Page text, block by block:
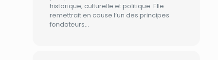
historique, culturelle et politique. Elle
remettrait en cause l’un des principes
fondateurs…